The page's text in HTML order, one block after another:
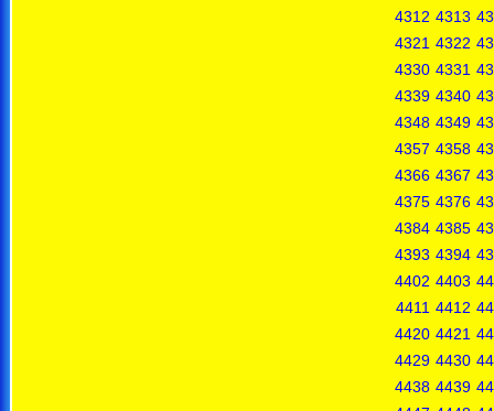
4312 4313
4321 4322
4330 4331
4339 4340
4348 4349
4357 4358
4366 4367
4375 4376
4384 4385
4393 4394
4402 4403
4411 4412
4420 4421
4429 4430
4438 4439